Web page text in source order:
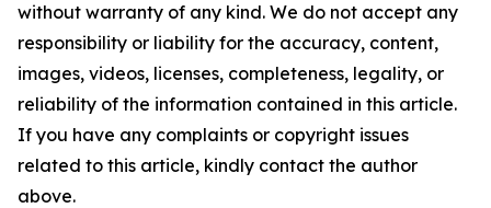
without warranty of any kind. We do not accept any
responsibility or liability for the accuracy, content,
images, videos, licenses, completeness, legality, or
reliability of the information contained in this article.
If you have any complaints or copyright issues
related to this article, kindly contact the author
above.